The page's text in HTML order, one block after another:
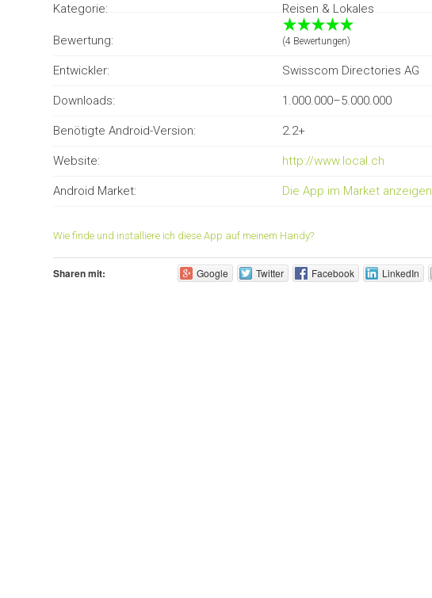
Kategorie: Reisen & Lokales
Bewertung: (4 Bewertungen)
Entwickler: Swisscom Directories AG
Downloads: 1.000.000–5.000.000
Benötigte Android-Version: 2.2+
Website: http://www.local.ch
Android Market: Die App im Market anzeigen
Wie finde und installiere ich diese App auf meinem Handy?
Sharen mit: Google Twitter Facebook LinkedIn